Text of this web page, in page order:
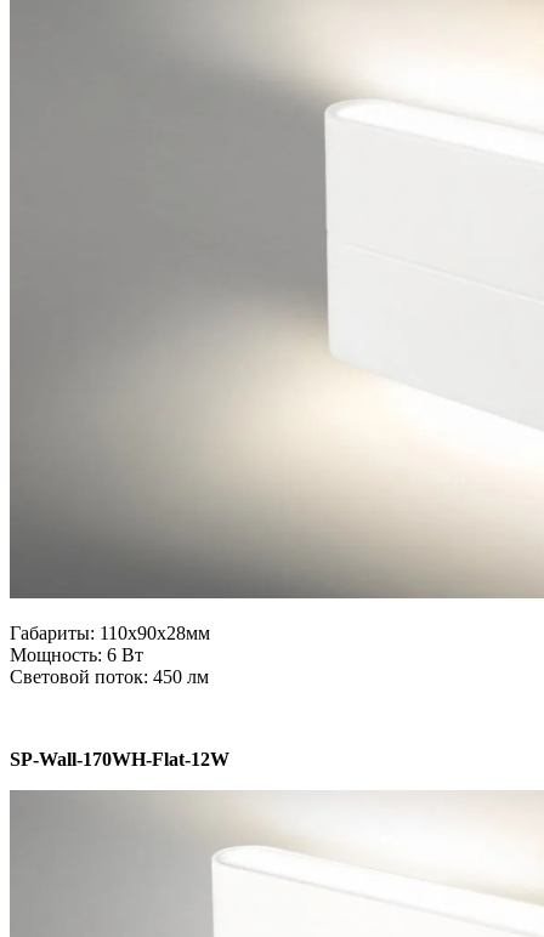
Габариты: 110x90x28мм
Мощность: 6 Вт
Световой поток: 450 лм
SP-Wall-170WH-Flat-12W